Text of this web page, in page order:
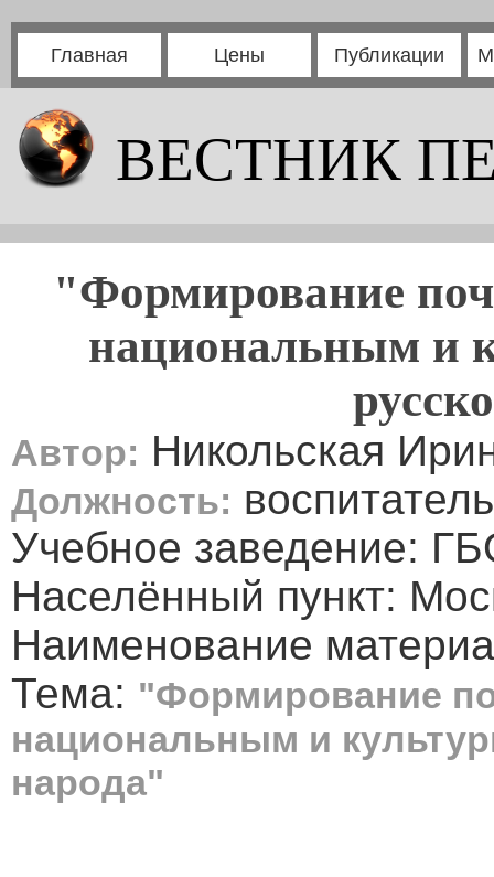
Главная Цены Публикации
ВЕСТНИК
"Формирование
национальным и
Автор: Никольская
Должность: воспитатель
Учебное заведение:
Населённый пункт:
Наименование
Тема: "Формирование
национальным и
народа"